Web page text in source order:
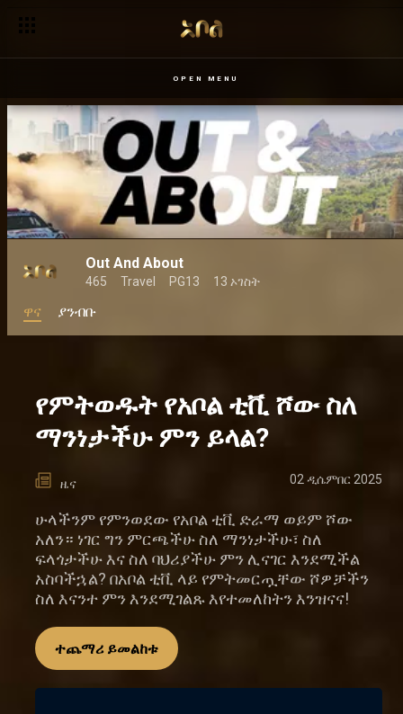
OPEN MENU
Out And About
465 Travel PG13 13 ኦገስት
ዋና ያንብቡ
የምትወዱት የአቦል ቲቪ ሾው ስለ
ማንነታችሁ ምን ይላል?
ዜና 02 ዲሴምበር 2025
ሁላችንም የምንወደው የአቦል ቲቪ ድራማ ወይም ሾው
አለን። ነገር ግን ምርጫችሁ ስለ ማንነታችሁ፣ ስለ
ፍላጎታችሁ እና ስለ ባህሪያችሁ ምን ሊናገር እንደሚችል
አስባችኋል? በአቦል ቲቪ ላይ የምትመርጧቸው ሾዎቻችን
ስለ እናንተ ምን እንደሚገልጹ እየተመለከትን እንዝናና!
ተጨማሪ ይመልከቱ